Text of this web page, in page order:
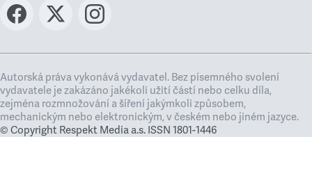
Autorská práva vykonává vydavatel. Bez písemného svolení
vydavatele je zakázáno jakékoli užití částí nebo celku díla,
zejména rozmnožování a šíření jakýmkoli způsobem,
mechanickým nebo elektronickým, v českém nebo jiném jazyce.
© Copyright Respekt Media a.s. ISSN 1801-1446